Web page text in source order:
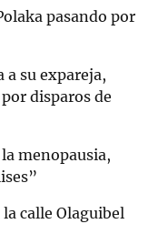
pasando por
a su expareja,
disparos de
menopausia,
calle Olaguibel